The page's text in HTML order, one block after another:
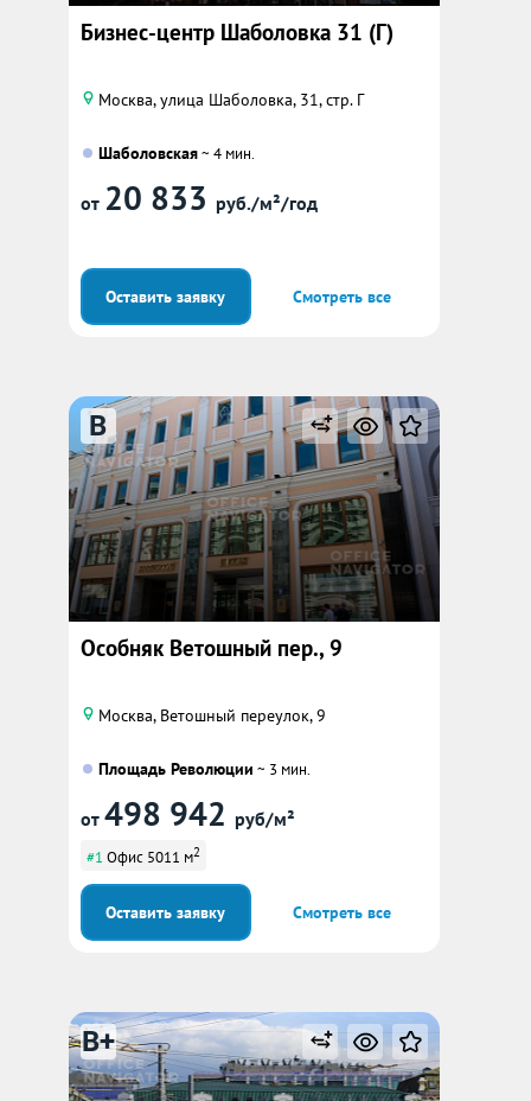
Бизнес-центр Шаболовка 31 (Г)
Москва, улица Шаболовка, 31, стр. Г
Шаболовская~ 4 мин.
от 20 833 руб./м²/год
Оставить заявку Смотреть все
B
Особняк Ветошный пер., 9
Москва, Ветошный переулок, 9
Площадь Революции ~ 3 мин.
от 498 942 руб/м²
#1 Офис 5011 м2
Оставить заявку Смотреть все
B+